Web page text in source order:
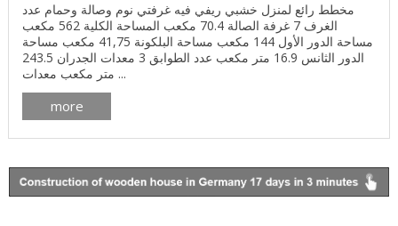
مخطط رائع لمنزل خشبي ريفي فيه غرفتي نوم وصالة وحمام عدد
الغرف 7 غرفة الصالة 70.4 مكعب المساحة الكلية 562 مكعب
مساحة الدور الأول 144 مكعب مساحة البلكونة 41,75 مكعب مساحة
الدور الثانس 16.9 متر مكعب عدد الطوابق 3 معدات الجدران 243.5
متر مكعب معدات ...
more